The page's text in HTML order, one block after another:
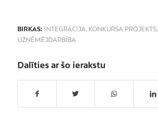
BIRKAS: INTEGRĀCIJA, KONKURSA PROJEKTS,
UZŅĒMĒJDARBĪBA
Dalīties ar šo ierakstu